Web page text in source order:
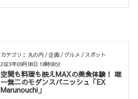
カテゴリ： 丸の内 / 企画 / グルメ / スポット
空間も料理も映えMAXの美食体験！ 唯
一無二のモダンスパニッシュ「EX
Marunouchi」
2023年09月08日 18時00分